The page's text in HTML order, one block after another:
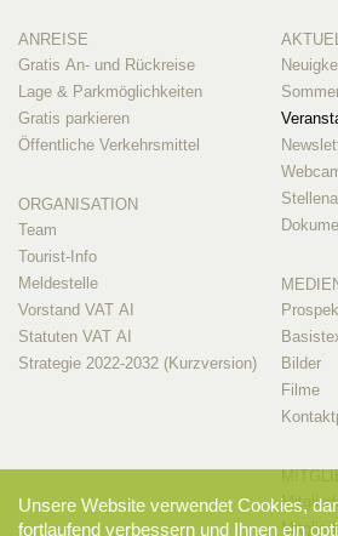
ANREISE
Gratis An- und Rückreise
Lage & Parkmöglichkeiten
Gratis parkieren
Öffentliche Verkehrsmittel
ORGANISATION
Team
Tourist-Info
Meldestelle
Vorstand VAT AI
Statuten VAT AI
Strategie 2022-2032 (Kurzversion)
Bilder
Filme
Unsere Website verwendet Cookies,
fortlaufend verbessern und Ihnen ein